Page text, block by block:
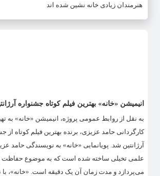
هنرمندان زیادی خانه نشین شده اند
انیمیشن «خانه» بهترین فیلم کوتاه جشنواره
به نقل از روابط عمومی پروژه، انیمیشن «خانه» به
کارگردانی حامد عزیزی، برنده بهترین فیلم کوتاه از
آرژانتین شد. پویانمایی «خانه» به نویسندگی حامد
علمی تخیلی ساخته شده است که به موضوع
می‌پردازد و مدت زمان آن یک دقیقه است. «خانه»، با